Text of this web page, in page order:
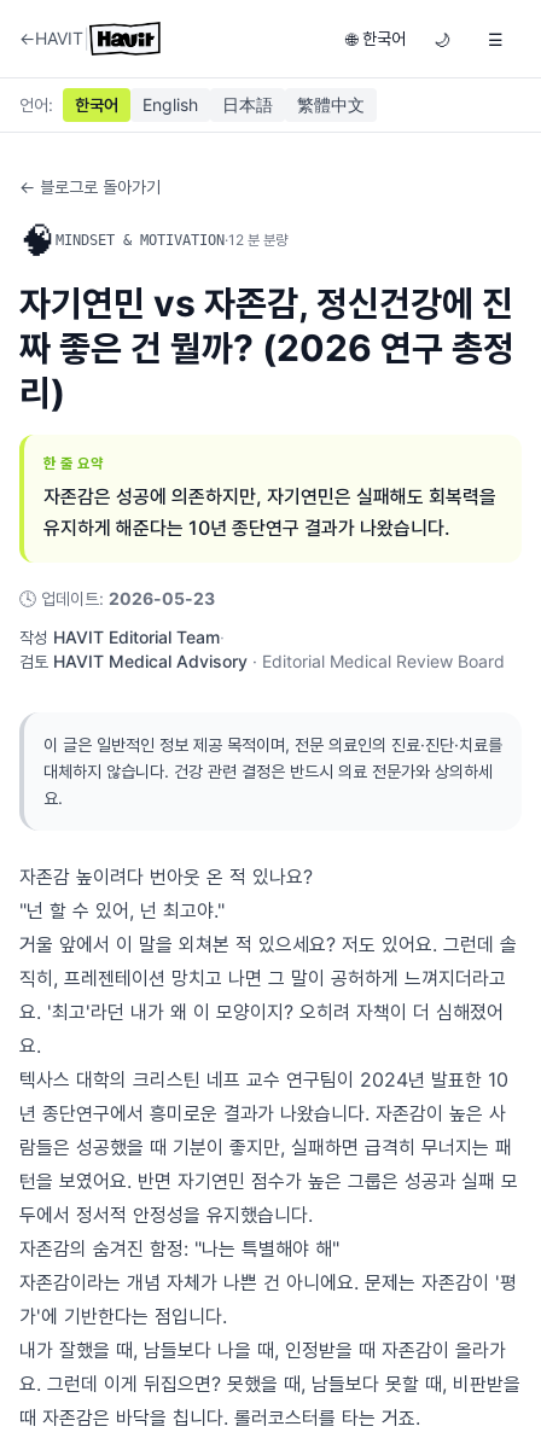
←HAVIT 🌐 한국어 🌙 ☰
언어: 한국어 English 日本語 繁體中文
← 블로그로 돌아가기
🧠 MINDSET & MOTIVATION·12 분 분량
자기연민 vs 자존감, 정신건강에 진
짜 좋은 건 뭘까? (2026 연구 총정
리)
한 줄 요약
자존감은 성공에 의존하지만, 자기연민은 실패해도 회복력을
유지하게 해준다는 10년 종단연구 결과가 나왔습니다.
🕓 업데이트: 2026-05-23
작성 HAVIT Editorial Team·
검토 HAVIT Medical Advisory · Editorial Medical Review Board
이 글은 일반적인 정보 제공 목적이며, 전문 의료인의 진료·진단·치료를
대체하지 않습니다. 건강 관련 결정은 반드시 의료 전문가와 상의하세
요.
자존감 높이려다 번아웃 온 적 있나요?
"넌 할 수 있어, 넌 최고야."
거울 앞에서 이 말을 외쳐본 적 있으세요? 저도 있어요. 그런데 솔
직히, 프레젠테이션 망치고 나면 그 말이 공허하게 느껴지더라고
요. '최고'라던 내가 왜 이 모양이지? 오히려 자책이 더 심해졌어
요.
텍사스 대학의 크리스틴 네프 교수 연구팀이 2024년 발표한 10
년 종단연구에서 흥미로운 결과가 나왔습니다. 자존감이 높은 사
람들은 성공했을 때 기분이 좋지만, 실패하면 급격히 무너지는 패
턴을 보였어요. 반면 자기연민 점수가 높은 그룹은 성공과 실패 모
두에서 정서적 안정성을 유지했습니다.
자존감의 숨겨진 함정: "나는 특별해야 해"
자존감이라는 개념 자체가 나쁜 건 아니에요. 문제는 자존감이 '평
가'에 기반한다는 점입니다.
내가 잘했을 때, 남들보다 나을 때, 인정받을 때 자존감이 올라가
요. 그런데 이게 뒤집으면? 못했을 때, 남들보다 못할 때, 비판받을
때 자존감은 바닥을 칩니다. 롤러코스터를 타는 거죠.